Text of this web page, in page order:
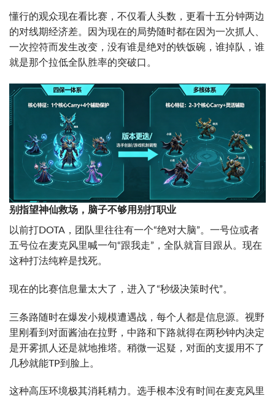
懂行的观众现在看比赛，不仅看人头数，更看十五分钟两边
的对线期经济差。因为现在的局势随时都在因为一次抓人、
一次控符而发生改变，没有谁是绝对的铁饭碗，谁掉队，谁
就是那个拉低全队胜率的突破口。
别指望神仙救场，脑子不够用别打职业
以前打DOTA，团队里往往有一个“绝对大脑”。一号位或者
五号位在麦克风里喊一句“跟我走”，全队就盲目跟从。现在
这种打法纯粹是找死。
现在的比赛信息量太大了，进入了“秒级决策时代”。
三条路随时在爆发小规模遭遇战，每个人都是信息源。视野
里刚看到对面酱油在拉野，中路和下路就得在两秒钟内决定
是开雾抓人还是就地推塔。稍微一迟疑，对面的支援用不了
几秒就能TP到脸上。
这种高压环境极其消耗精力。选手根本没有时间在麦克风里